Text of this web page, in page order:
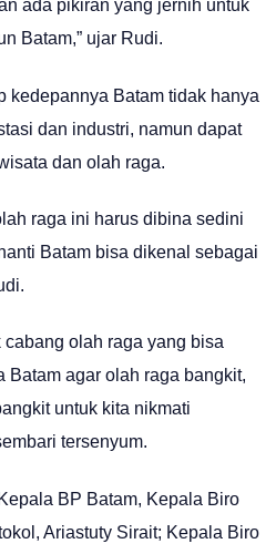
ada pikiran yang jernih untuk
Batam,” ujar Rudi.
kedepannya Batam tidak hanya
dan industri, namun dapat
dan olah raga.
raga ini harus dibina sedini
Batam bisa dikenal sebagai
olah raga yang bisa
Batam agar olah raga bangkit,
untuk kita nikmati
tersenyum.
BP Batam, Kepala Biro
Ariastuty Sirait; Kepala Biro